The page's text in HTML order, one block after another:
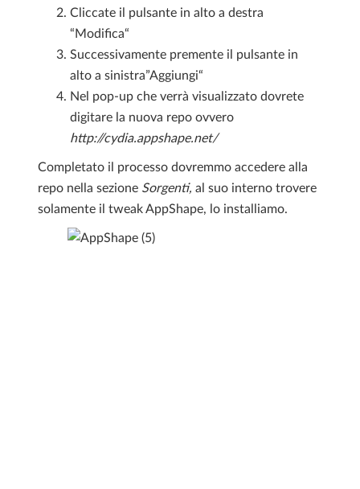
Cliccate il pulsante in alto a destra
“Modifica“
Successivamente premente il pulsante in
alto a sinistra”Aggiungi“
Nel pop-up che verrà visualizzato dovrete
digitare la nuova repo ovvero
http://cydia.appshape.net/
Completato il processo dovremmo accedere alla
repo nella sezione Sorgenti, al suo interno trovere
solamente il tweak AppShape, lo installiamo.